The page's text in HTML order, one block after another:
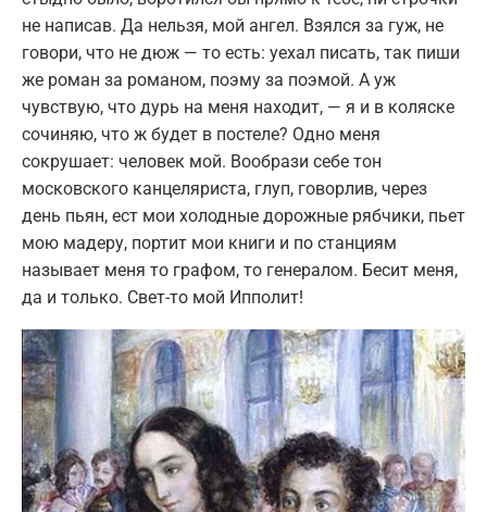
не написав. Да нельзя, мой ангел. Взялся за гуж, не
говори, что не дюж — то есть: уехал писать, так пиши
же роман за романом, поэму за поэмой. А уж
чувствую, что дурь на меня находит, — я и в коляске
сочиняю, что ж будет в постеле? Одно меня
сокрушает: человек мой. Вообрази себе тон
московского канцеляриста, глуп, говорлив, через
день пьян, ест мои холодные дорожные рябчики, пьет
мою мадеру, портит мои книги и по станциям
называет меня то графом, то генералом. Бесит меня,
да и только. Свет-то мой Ипполит!